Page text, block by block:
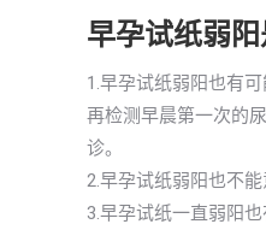
早孕试纸弱
1.早孕试纸弱阳也有
再检测早晨第一次的
诊。
2.早孕试纸弱阳也不
3.早孕试纸一直弱阳